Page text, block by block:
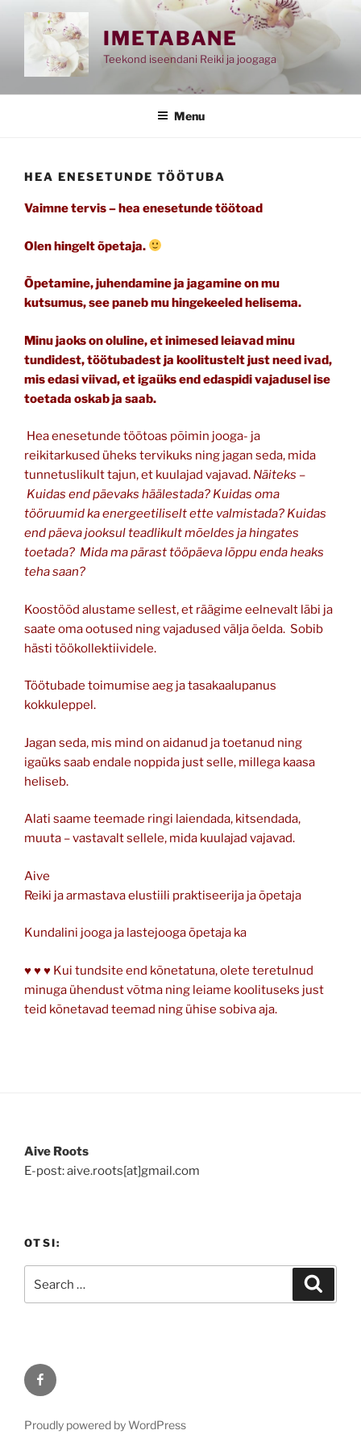
IMETABANE
Teekond iseendani Reiki ja joogaga
Menu
HEA ENESETUNDE TÖÖTUBA
Vaimne tervis – hea enesetunde töötoad
Olen hingelt õpetaja.
Õpetamine, juhendamine ja jagamine on mu
kutsumus, see paneb mu hingekeeled helisema.
Minu jaoks on oluline, et inimesed leiavad minu
tundidest, töötubadest ja koolitustelt just need ivad,
mis edasi viivad, et igaüks end edaspidi vajadusel ise
toetada oskab ja saab.
Hea enesetunde töötoas põimin jooga- ja
reikitarkused üheks tervikuks ning jagan seda, mida
tunnetuslikult tajun, et kuulajad vajavad. Näiteks –
Kuidas end päevaks häälestada? Kuidas oma
tööruumid ka energeetiliselt ette valmistada? Kuidas
end päeva jooksul teadlikult mõeldes ja hingates
toetada? Mida ma pärast tööpäeva lõppu enda heaks
teha saan?
Koostööd alustame sellest, et räägime eelnevalt läbi ja
saate oma ootused ning vajadused välja öelda. Sobib
hästi töökollektiividele.
Töötubade toimumise aeg ja tasakaalupanus
kokkuleppel.
Jagan seda, mis mind on aidanud ja toetanud ning
igaüks saab endale noppida just selle, millega kaasa
heliseb.
Alati saame teemade ringi laiendada, kitsendada,
muuta – vastavalt sellele, mida kuulajad vajavad.
Aive
Reiki ja armastava elustiili praktiseerija ja õpetaja
Kundalini jooga ja lastejooga õpetaja ka
♥ ♥ ♥ Kui tundsite end kõnetatuna, olete teretulnud
minuga ühendust võtma ning leiame koolituseks just
teid kõnetavad teemad ning ühise sobiva aja.
Aive Roots
E-post: aive.roots[at]gmail.com
OTSI:
for:
Facebook
Proudly powered by WordPress